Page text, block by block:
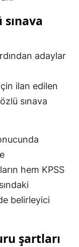
sınava
adaylar
ilan edilen
sınava
hem KPSS
belirleyici
şartları